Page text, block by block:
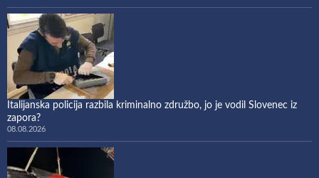
Italijanska policija razbila kriminalno združbo, jo je vodil Slovenec iz
zapora?
08.08.2026